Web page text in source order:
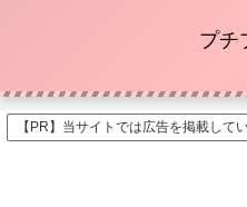
プチ
【PR】当サイトでは広告を掲載して